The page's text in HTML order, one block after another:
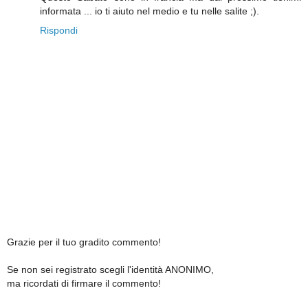
informata ... io ti aiuto nel medio e tu nelle salite ;).
Rispondi
Grazie per il tuo gradito commento!
Se non sei registrato scegli l'identità ANONIMO,
ma ricordati di firmare il commento!